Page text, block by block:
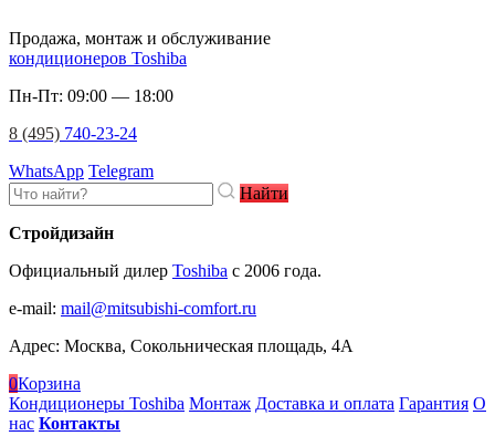
Продажа, монтаж и обслуживание
кондиционеров Toshiba
Пн-Пт: 09:00 — 18:00
8 (495) 740-23-24
WhatsApp Telegram
Найти
Стройдизайн
Официальный дилер Toshiba c 2006 года.
e-mail: mail@mitsubishi-comfort.ru
Адрес: Москва, Сокольническая площадь, 4А
0Корзина
Кондиционеры Toshiba Монтаж Доставка и оплата Гарантия О
нас Контакты